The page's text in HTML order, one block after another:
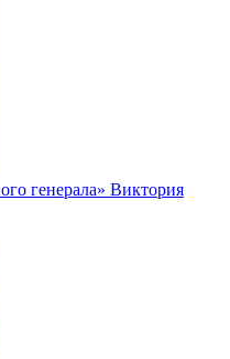
генерала» Виктория